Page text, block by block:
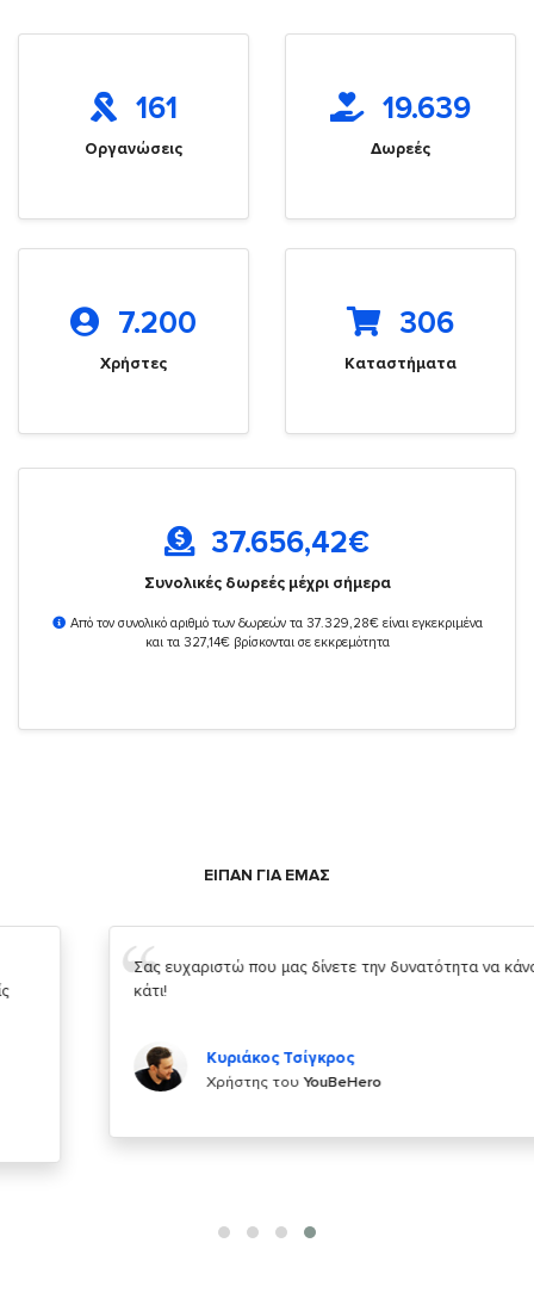
161
Οργανώσεις
19.639
Δωρεές
7.200
Χρήστες
306
Καταστήματα
37.656,42€
Συνολικές δωρεές μέχρι σήμερα
Από τον συνολικό αριθμό των δωρεών τα 37.329,28€ είναι εγκεκριμένα
και τα 327,14€ βρίσκονται σε εκκρεμότητα
ΕΙΠΑΝ ΓΙΑ ΕΜΑΣ
Σας ευχαριστώ που μας δίνετε την δυνατότητα να κάνουμε
Κυριάκος Τσίγκρος
Χρήστης τουYouBeHero